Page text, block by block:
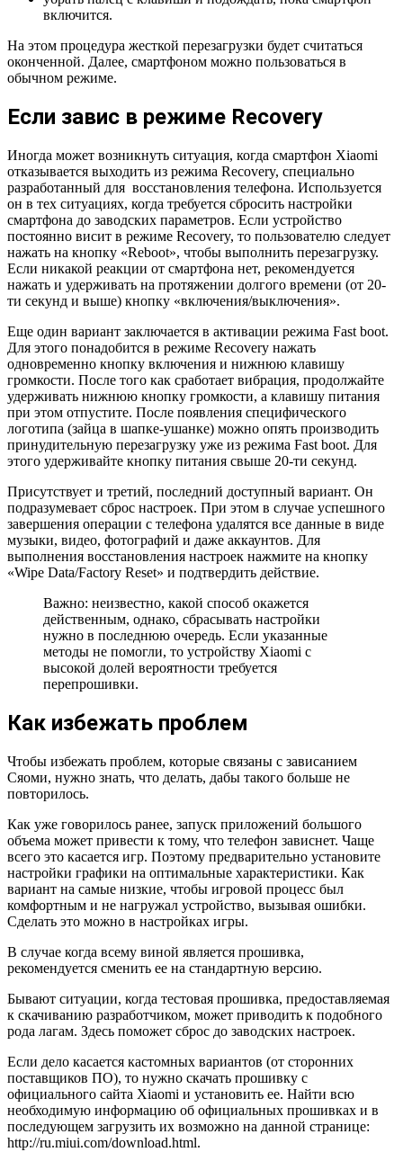
включится.
На этом процедура жесткой перезагрузки будет считаться
оконченной. Далее, смартфоном можно пользоваться в
обычном режиме.
Если завис в режиме Recovery
Иногда может возникнуть ситуация, когда смартфон Xiaomi
отказывается выходить из режима Recovery, специально
разработанный для восстановления телефона. Используется
он в тех ситуациях, когда требуется сбросить настройки
смартфона до заводских параметров. Если устройство
постоянно висит в режиме Recovery, то пользователю следует
нажать на кнопку «Reboot», чтобы выполнить перезагрузку.
Если никакой реакции от смартфона нет, рекомендуется
нажать и удерживать на протяжении долгого времени (от 20-
ти секунд и выше) кнопку «включения/выключения».
Еще один вариант заключается в активации режима Fast boot.
Для этого понадобится в режиме Recovery нажать
одновременно кнопку включения и нижнюю клавишу
громкости. После того как сработает вибрация, продолжайте
удерживать нижнюю кнопку громкости, а клавишу питания
при этом отпустите. После появления специфического
логотипа (зайца в шапке-ушанке) можно опять производить
принудительную перезагрузку уже из режима Fast boot. Для
этого удерживайте кнопку питания свыше 20-ти секунд.
Присутствует и третий, последний доступный вариант. Он
подразумевает сброс настроек. При этом в случае успешного
завершения операции с телефона удалятся все данные в виде
музыки, видео, фотографий и даже аккаунтов. Для
выполнения восстановления настроек нажмите на кнопку
«Wipe Data/Factory Reset» и подтвердить действие.
Важно: неизвестно, какой способ окажется
действенным, однако, сбрасывать настройки
нужно в последнюю очередь. Если указанные
методы не помогли, то устройству Xiaomi с
высокой долей вероятности требуется
перепрошивки.
Как избежать проблем
Чтобы избежать проблем, которые связаны с зависанием
Сяоми, нужно знать, что делать, дабы такого больше не
повторилось.
Как уже говорилось ранее, запуск приложений большого
объема может привести к тому, что телефон зависнет. Чаще
всего это касается игр. Поэтому предварительно установите
настройки графики на оптимальные характеристики. Как
вариант на самые низкие, чтобы игровой процесс был
комфортным и не нагружал устройство, вызывая ошибки.
Сделать это можно в настройках игры.
В случае когда всему виной является прошивка,
рекомендуется сменить ее на стандартную версию.
Бывают ситуации, когда тестовая прошивка, предоставляемая
к скачиванию разработчиком, может приводить к подобного
рода лагам. Здесь поможет сброс до заводских настроек.
Если дело касается кастомных вариантов (от сторонних
поставщиков ПО), то нужно скачать прошивку с
официального сайта Xiaomi и установить ее. Найти всю
необходимую информацию об официальных прошивках и в
последующем загрузить их возможно на данной странице:
http://ru.miui.com/download.html.